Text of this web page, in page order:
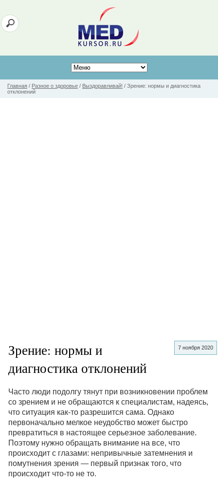
Главная / Разное о здоровье / Выздоравливай! / Зрение: нормы и диагностика
отклонений
7 ноября 2020
Зрение: нормы и
диагностика отклонений
Часто люди подолгу тянут при возникновении проблем
со зрением и не обращаются к специалистам, надеясь,
что ситуация как-то разрешится сама. Однако
первоначально мелкое неудобство может быстро
превратиться в настоящее серьезное заболевание.
Поэтому нужно обращать внимание на все, что
происходит с глазами: непривычные затемнения и
помутнения зрения — первый признак того, что
происходит что-то не то.